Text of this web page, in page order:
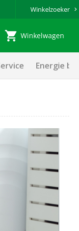
Winkelzoeker
Winkelwagen
Energie